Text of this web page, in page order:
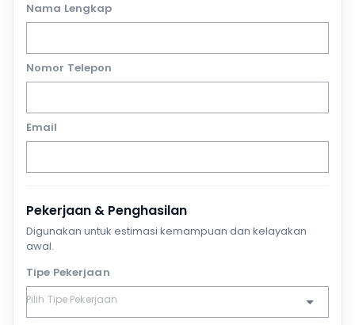
Nama Lengkap
Nomor Telepon
Email
Pekerjaan & Penghasilan
Digunakan untuk estimasi kemampuan dan kelayakan
awal.
Tipe Pekerjaan